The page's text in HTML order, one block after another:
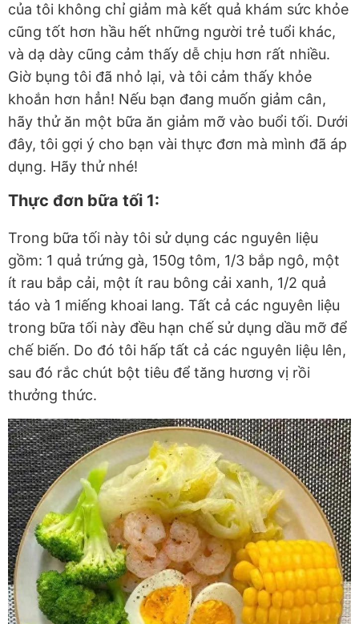
của tôi không chỉ giảm mà kết quả khám sức khỏe
cũng tốt hơn hầu hết những người trẻ tuổi khác,
và dạ dày cũng cảm thấy dễ chịu hơn rất nhiều.
Giờ bụng tôi đã nhỏ lại, và tôi cảm thấy khỏe
khoắn hơn hẳn! Nếu bạn đang muốn giảm cân,
hãy thử ăn một bữa ăn giảm mỡ vào buổi tối. Dưới
đây, tôi gợi ý cho bạn vài thực đơn mà mình đã áp
dụng. Hãy thử nhé!
Thực đơn bữa tối 1:
Trong bữa tối này tôi sử dụng các nguyên liệu
gồm: 1 quả trứng gà, 150g tôm, 1/3 bắp ngô, một
ít rau bắp cải, một ít rau bông cải xanh, 1/2 quả
táo và 1 miếng khoai lang. Tất cả các nguyên liệu
trong bữa tối này đều hạn chế sử dụng dầu mỡ để
chế biến. Do đó tôi hấp tất cả các nguyên liệu lên,
sau đó rắc chút bột tiêu để tăng hương vị rồi
thưởng thức.